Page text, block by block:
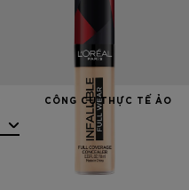
CÔNG CỤ THỰC TẾ ẢO